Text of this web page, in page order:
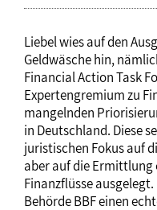
Liebel wies auf den
Geldwäsche hin,
Financial Action Task
Expertengremium zu
mangelnden
in Deutschland. Diese
juristischen Fokus auf
aber auf die
Finanzflüsse
Behörde BBF einen